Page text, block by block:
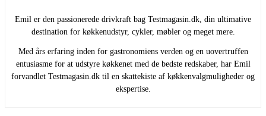
Emil er den passionerede drivkraft bag Testmagasin.dk, din ultimative
destination for køkkenudstyr, cykler, møbler og meget mere.
Med års erfaring inden for gastronomiens verden og en uovertruffen
entusiasme for at udstyre køkkenet med de bedste redskaber, har Emil
forvandlet Testmagasin.dk til en skattekiste af køkkenvalgmuligheder og
ekspertise.